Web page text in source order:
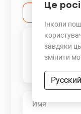
Це
Інколи
завдяки
змінити
Русский